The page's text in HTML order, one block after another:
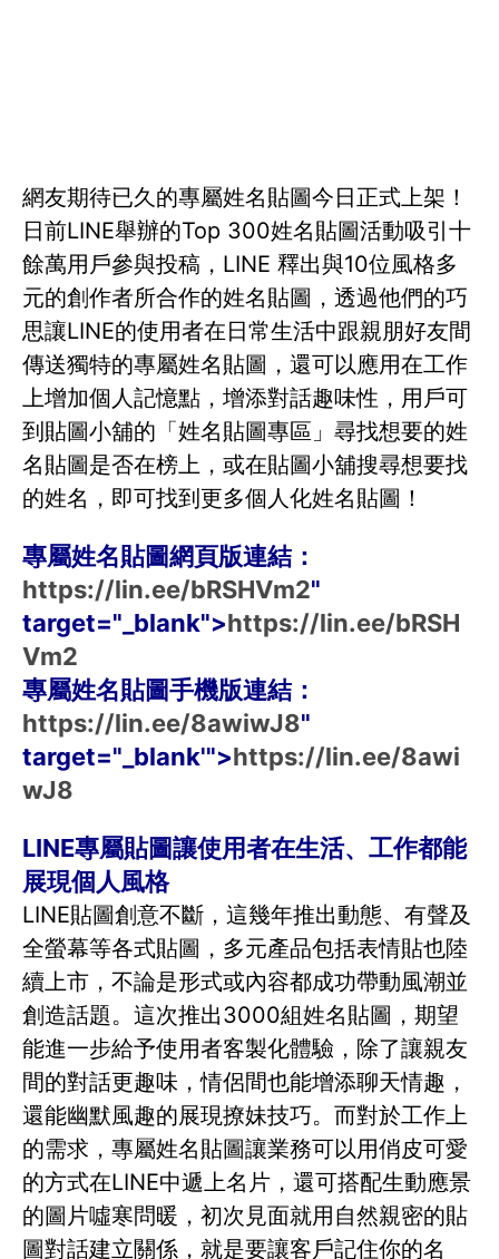
網友期待已久的專屬姓名貼圖今日正式上架！
日前LINE舉辦的Top 300姓名貼圖活動吸引十
餘萬用戶參與投稿，LINE 釋出與10位風格多
元的創作者所合作的姓名貼圖，透過他們的巧
思讓LINE的使用者在日常生活中跟親朋好友間
傳送獨特的專屬姓名貼圖，還可以應用在工作
上增加個人記憶點，增添對話趣味性，用戶可
到貼圖小舖的「姓名貼圖專區」尋找想要的姓
名貼圖是否在榜上，或在貼圖小舖搜尋想要找
的姓名，即可找到更多個人化姓名貼圖！
專屬姓名貼圖網頁版連結：
https://lin.ee/bRSHVm2"
target="_blank">https://lin.ee/bRSH
Vm2
專屬姓名貼圖手機版連結：
https://lin.ee/8awiwJ8"
target="_blank'">https://lin.ee/8awi
wJ8
LINE專屬貼圖讓使用者在生活、工作都能
展現個人風格
LINE貼圖創意不斷，這幾年推出動態、有聲及
全螢幕等各式貼圖，多元產品包括表情貼也陸
續上市，不論是形式或內容都成功帶動風潮並
創造話題。這次推出3000組姓名貼圖，期望
能進一步給予使用者客製化體驗，除了讓親友
間的對話更趣味，情侶間也能增添聊天情趣，
還能幽默風趣的展現撩妹技巧。而對於工作上
的需求，專屬姓名貼圖讓業務可以用俏皮可愛
的方式在LINE中遞上名片，還可搭配生動應景
的圖片噓寒問暖，初次見面就用自然親密的貼
圖對話建立關係，就是要讓客戶記住你的名